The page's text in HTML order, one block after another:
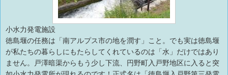
小水力発電施設
徳島堰の任務は「南アルプス市の地を潤す」こと。でも実は徳島堰
が私たちの暮らしにもたらしてくれているのは「水」だけではあり
ません。戸澤暗渠からもう少し下流、円野町入戸野地区に入ると突